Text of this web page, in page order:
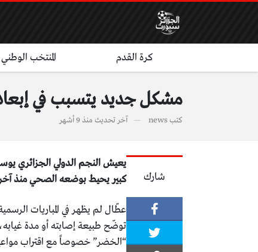
كرة القدم المنتخب الوطني
مشكل جديد يتسبب في
كتبnews آخر تحديث منذ 9 أشهر
شارك
يعيش النجم الدولي الجزائري
كبير يحيط بوضعه الصحي منذ آخر مباراة
عطّال لم يظهر في المباريات
توضّح طبيعة إصابته أو مدة
“الخضر” خصوصاً مع اقتراب مواعيد